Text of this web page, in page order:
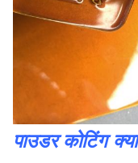
पाउडर कोटिंग